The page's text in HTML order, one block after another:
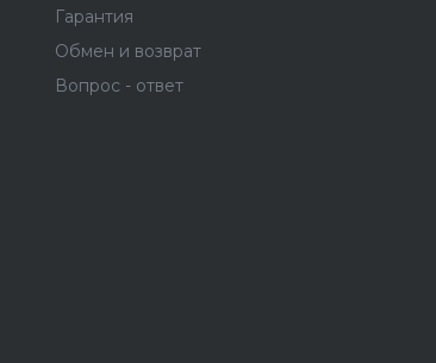
Гарантия
Обмен и возврат
Вопрос - ответ